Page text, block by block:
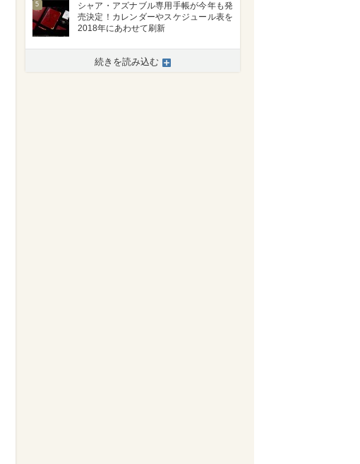
5
シャア・アズナブル専用手帳が今年も発
売決定！カレンダーやスケジュール表を
2018年にあわせて刷新
続きを読み込む